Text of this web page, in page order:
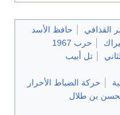
القذافي
حافظ الأسد
حرب 1967
تل أبيب
حركة الضباط الأحرار
بن طلال